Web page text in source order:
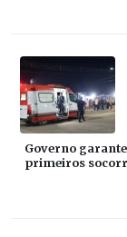
Governo
primeiros